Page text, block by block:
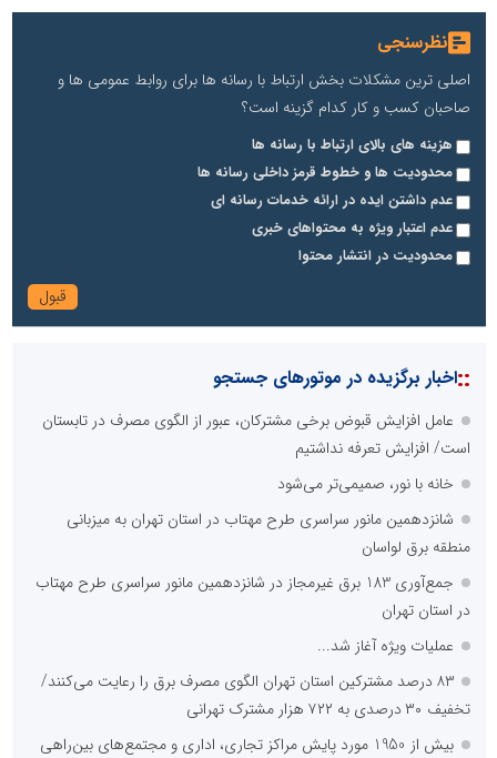
نظرسنجی
اصلی ترین مشکلات بخش ارتباط با رسانه ها برای روابط عمومی ها و
صاحبان کسب و کار کدام گزینه است؟
هزینه های بالای ارتباط با رسانه ها
محدودیت ها و خطوط قرمز داخلی رسانه ها
عدم داشتن ایده در ارائه خدمات رسانه ای
عدم اعتبار ویژه به محتواهای خبری
محدودیت در انتشار محتوا
::اخبار برگزیده در موتورهای جستجو
عامل افزایش قبوض برخی مشترکان، عبور از الگوی مصرف در تابستان
است/ افزایش تعرفه نداشتیم
خانه با نور، صمیمی‌تر می‌شود
شانزدهمین مانور سراسری طرح مهتاب در استان تهران به میزبانی
منطقه برق لواسان
جمع‌آوری 183 برق غیرمجاز در شانزدهمین مانور سراسری طرح مهتاب
در استان تهران
عملیات ویژه آغاز شد...
۸۳ درصد مشترکین استان تهران الگوی مصرف برق را رعایت می‌کنند/
تخفیف ۳۰ درصدی به ۷۲۲ هزار مشترک تهرانی
بیش از 1950 مورد پایش مراکز تجاری، اداری و مجتمع‌های بین‌راهی